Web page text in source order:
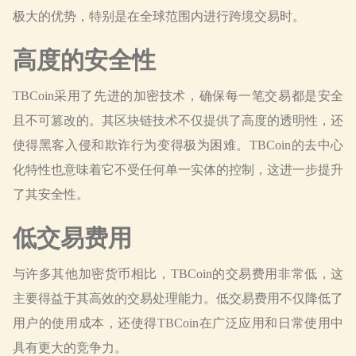
极大的优势，特别是在全球范围内进行跨境交易时。
高度的安全性
TBCoin采用了先进的加密技术，确保每一笔交易都是安全
且不可篡改的。其区块链技术不仅提供了高度的透明性，还
使得黑客入侵和欺诈行为变得极为困难。TBCoin的去中心
化特性也意味着它不受任何单一实体的控制，这进一步提升
了其安全性。
低交易费用
与许多其他加密货币相比，TBCoin的交易费用非常低，这
主要得益于其高效的交易处理能力。低交易费用不仅降低了
用户的使用成本，还使得TBCoin在广泛应用和日常使用中
具有更大的竞争力。